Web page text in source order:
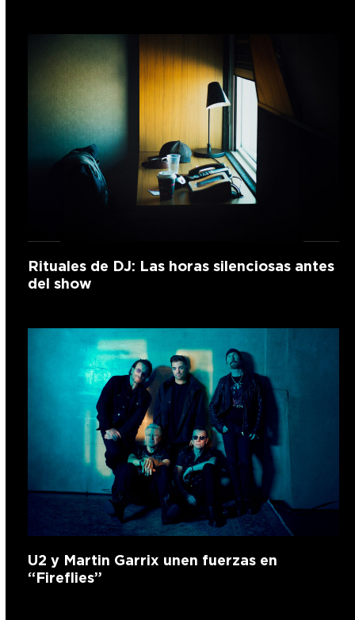
Rituales de DJ: Las horas silenciosas antes
del show
U2 y Martin Garrix unen fuerzas en
“Fireflies”